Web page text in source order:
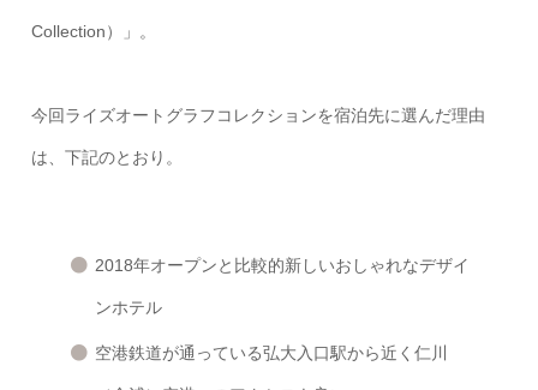
Collection）」。
今回ライズオートグラフコレクションを宿泊先に選んだ理由
は、下記のとおり。
2018年オープンと比較的新しいおしゃれなデザイ
ンホテル
空港鉄道が通っている弘大入口駅から近く仁川